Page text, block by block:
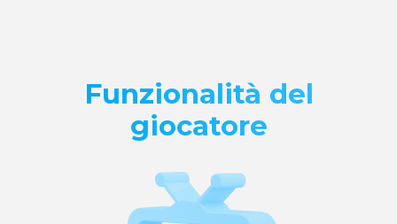
Funzionalità del
giocatore